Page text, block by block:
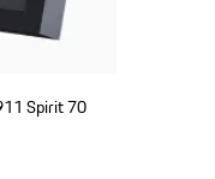
Spirit 70